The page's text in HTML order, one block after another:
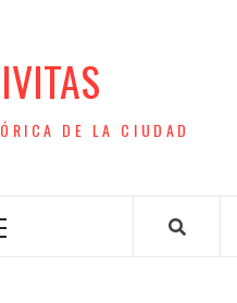
DE LA CIUDAD